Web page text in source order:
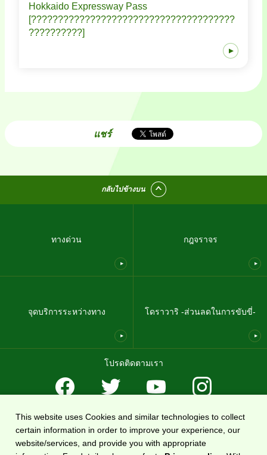
Hokkaido Expressway Pass
[??????????????????????????????????????
??????????]
แชร์
กลับไปข้างบน
ทางด่วน กฎจราจร
จุดบริการระหว่างทาง โดราวาริ -ส่วนลดในการขับขี่-
โปรดติดตามเรา
ข้อตกลงในการใช้งาน นโยบายคุ้มครองความเป็นส่วนตัว แผนผังเว็บไซต์
เกี่ยวกับเรา
This website uses Cookies and similar technologies to collect
certain information in order to improve your experience, our
website/services, and provide you with appropriate